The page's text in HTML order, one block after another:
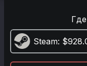
Steam: